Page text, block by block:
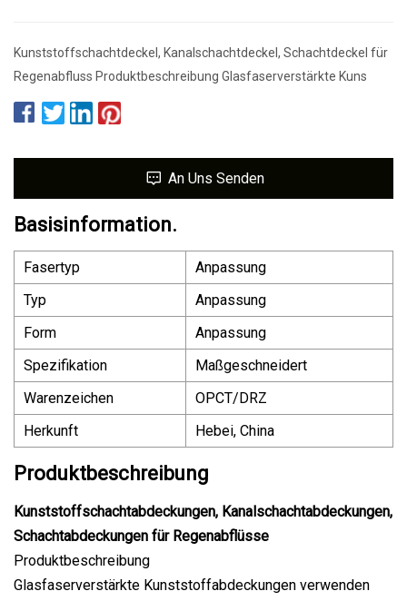
Kunststoffschachtdeckel, Kanalschachtdeckel, Schachtdeckel für
Regenabfluss Produktbeschreibung Glasfaserverstärkte Kuns
An Uns Senden
Basisinformation.
Fasertyp
Anpassung
Typ
Anpassung
Form
Anpassung
Spezifikation
Maßgeschneidert
Warenzeichen
OPCT/DRZ
Herkunft
Hebei, China
Produktbeschreibung
Kunststoffschachtabdeckungen, Kanalschachtabdeckungen,
Schachtabdeckungen für Regenabflüsse
Produktbeschreibung
Glasfaserverstärkte Kunststoffabdeckungen verwenden